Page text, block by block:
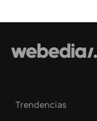
Trendencias